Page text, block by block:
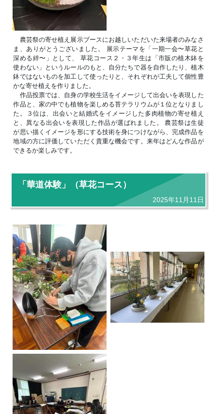
農芸祭の寄せ植え展示ブースにお越しいただいた来場者のみなさ
ま、ありがとうございました。 展示テーマを「一期一会〜草花と
深める絆〜」として、 草花コース２・３年生は「市販の植木鉢を
使わない」というルールのもと、自分たちで器を自作したり、植木
鉢ではないものを加工して使ったりと、それぞれが工夫して個性豊
かな寄せ植えを作りました。
作品投票では、自身の学校生活をイメージして出会いを表現した
作品と、家の中でも植物を楽しめる苔テラリウムが１位となりまし
た。３位は、出会いと結婚式をイメージした多肉植物の寄せ植え
と、異なる出会いを表現した作品が選ばれました。 農芸祭は生徒
が思い描くイメージを形にする技術を身につけながら、完成作品を
地域の方に評価していただく貴重な機会です。来年はどんな作品が
できるか楽しみです。
「華道体験」（草花コース）
2025年11月11日